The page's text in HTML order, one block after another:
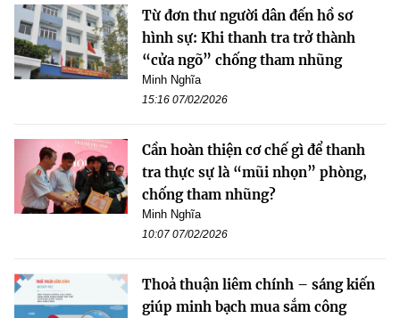
Từ đơn thư người dân đến hồ sơ
hình sự: Khi thanh tra trở thành
“cửa ngõ” chống tham nhũng
Minh Nghĩa
15:16 07/02/2026
Cần hoàn thiện cơ chế gì để thanh
tra thực sự là “mũi nhọn” phòng,
chống tham nhũng?
Minh Nghĩa
10:07 07/02/2026
Thoả thuận liêm chính – sáng kiến
giúp minh bạch mua sắm công